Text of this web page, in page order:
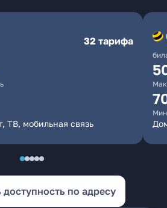
32 тарифа
ТВ, мобильная связь
по адресу